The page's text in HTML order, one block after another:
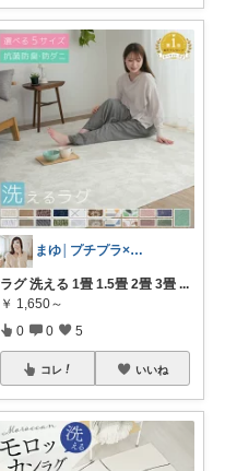
まゆ│プチプラ×ご褒美スイーツ
ラグ 洗える 1畳 1.5畳 2畳 3畳 ...
￥ 1,650～
0 0 5
コレ いいね